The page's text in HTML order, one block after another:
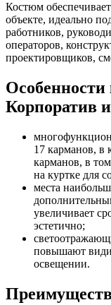
Костюм
объекте, идеально
работников,
операторов,
проектировщиков,
Корпоратив
17 карманов, в
карманов, в
на куртке для
места
увеличивает
эстетично;
повышают
освещении.